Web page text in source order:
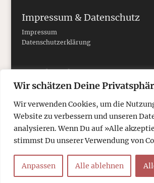
Wir schätzen Deine
Wir verwenden Cookies, um die
Website zu verbessern und unseren
analysieren. Wenn Du auf »Alle
stimmst Du unserer Verwendung von
Anpassen Alle ablehnen
Impressum & Datenschutz
Impressum
Datenschutzerklärung
Social Media